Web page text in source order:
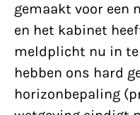
gemaakt voor een
en het kabinet
meldplicht nu in te
hebben ons hard
horizonbepaling